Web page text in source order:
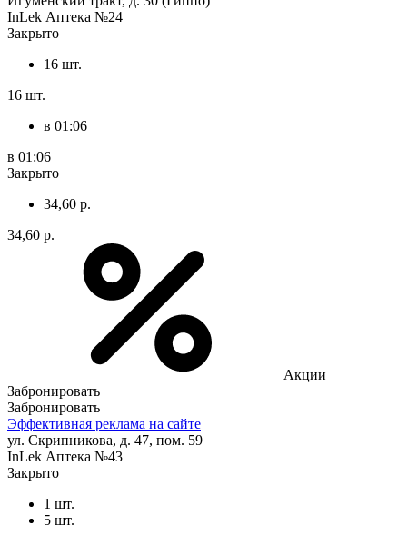
InLek Аптека №24
Закрыто
16 шт.
16 шт.
в 01:06
в 01:06
Закрыто
34,60 р.
34,60 р.
Акции
Забронировать
Забронировать
Эффективная реклама на сайте
ул. Скрипникова, д. 47, пом. 59
InLek Аптека №43
Закрыто
1 шт.
5 шт.